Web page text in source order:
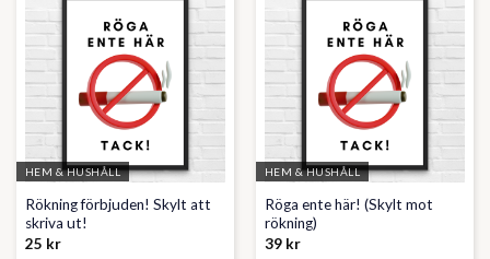
HEM & HUSHÅLL
Rökning förbjuden! Skylt att
skriva ut!
25 kr
HEM & HUSHÅLL
Röga ente här! (Skylt mot
rökning)
39 kr